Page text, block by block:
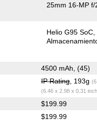
25mm 16-MP f/
Helio G95 SoC
4500 mAh, (45)
IP Rating, 193g
(6.46 x 2.98 x 0.31
$199.99
$199.99